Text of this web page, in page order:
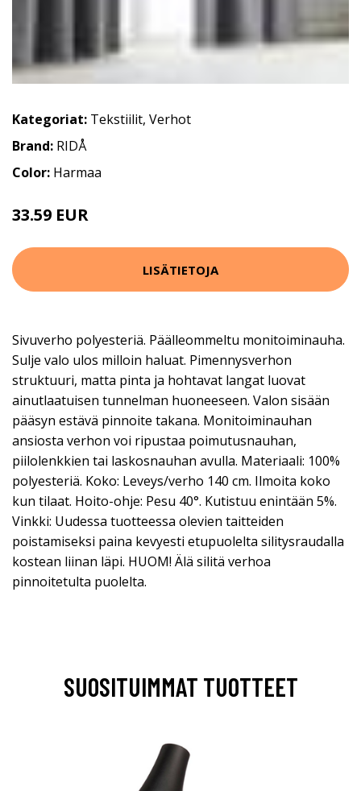
Kategoriat: Tekstiilit, Verhot
Brand: RIDÅ
Color: Harmaa
33.59 EUR
LISÄTIETOJA
Sivuverho polyesteriä. Päälleommeltu monitoiminauha.
Sulje valo ulos milloin haluat. Pimennysverhon
struktuuri, matta pinta ja hohtavat langat luovat
ainutlaatuisen tunnelman huoneeseen. Valon sisään
pääsyn estävä pinnoite takana. Monitoiminauhan
ansiosta verhon voi ripustaa poimutusnauhan,
piilolenkkien tai laskosnauhan avulla. Materiaali: 100%
polyesteriä. Koko: Leveys/verho 140 cm. Ilmoita koko
kun tilaat. Hoito-ohje: Pesu 40°. Kutistuu enintään 5%.
Vinkki: Uudessa tuotteessa olevien taitteiden
poistamiseksi paina kevyesti etupuolelta silitysraudalla
kostean liinan läpi. HUOM! Älä silitä verhoa
pinnoitetulta puolelta.
SUOSITUIMMAT TUOTTEET